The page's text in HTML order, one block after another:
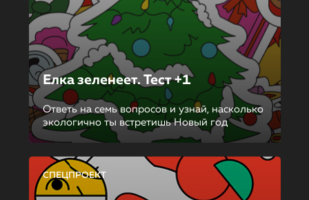
Елка зеленеет. Тест +1
Ответь на семь вопросов и узнай, насколько
экологично ты встретишь Новый год
СПЕЦПРОЕКТ